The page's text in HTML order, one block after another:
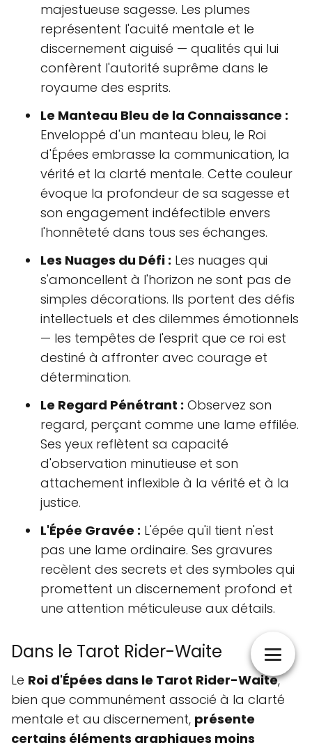
majestueuse sagesse. Les plumes
représentent l'acuité mentale et le
discernement aiguisé — qualités qui lui
confèrent l'autorité suprême dans le
royaume des esprits.
Le Manteau Bleu de la Connaissance :
Enveloppé d'un manteau bleu, le Roi
d'Épées embrasse la communication, la
vérité et la clarté mentale. Cette couleur
évoque la profondeur de sa sagesse et
son engagement indéfectible envers
l'honnêteté dans tous ses échanges.
Les Nuages du Défi : Les nuages qui
s'amoncellent à l'horizon ne sont pas de
simples décorations. Ils portent des défis
intellectuels et des dilemmes émotionnels
— les tempêtes de l'esprit que ce roi est
destiné à affronter avec courage et
détermination.
Le Regard Pénétrant : Observez son
regard, perçant comme une lame effilée.
Ses yeux reflètent sa capacité
d'observation minutieuse et son
attachement inflexible à la vérité et à la
justice.
L'Épée Gravée : L'épée qu'il tient n'est
pas une lame ordinaire. Ses gravures
recèlent des secrets et des symboles qui
promettent un discernement profond et
une attention méticuleuse aux détails.
Dans le Tarot Rider-Waite
Le Roi d'Épées dans le Tarot Rider-Waite,
bien que communément associé à la clarté
mentale et au discernement, présente
certains éléments graphiques moins